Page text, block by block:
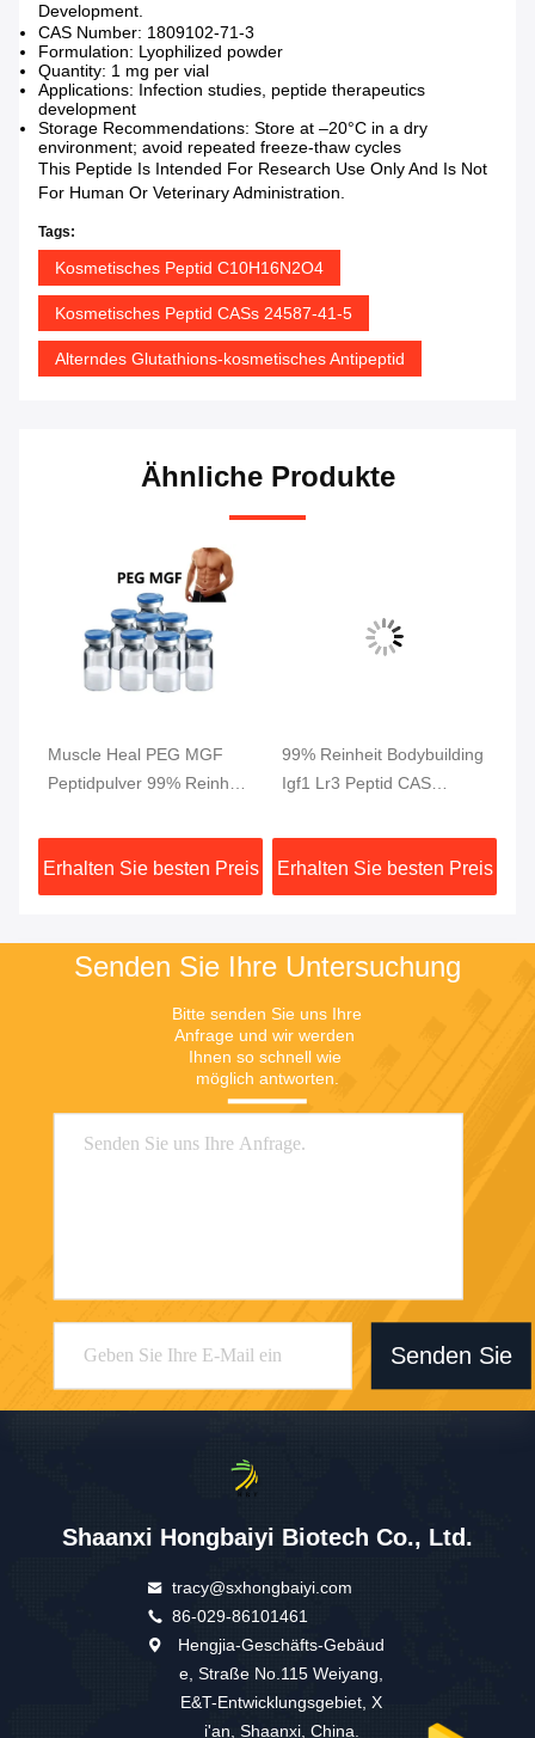
Development.
CAS Number: 1809102-71-3
Formulation: Lyophilized powder
Quantity: 1 mg per vial
Applications: Infection studies, peptide therapeutics
development
Storage Recommendations: Store at –20°C in a dry
environment; avoid repeated freeze-thaw cycles
This Peptide Is Intended For Research Use Only And Is Not
For Human Or Veterinary Administration.
Tags:
Kosmetisches Peptid C10H16N2O4
Kosmetisches Peptid CASs 24587-41-5
Alterndes Glutathions-kosmetisches Antipeptid
Ähnliche Produkte
Muscle Heal PEG MGF
Peptidpulver 99% Reinheit
Erhalten Sie besten Preis
99% Reinheit Bodybuilding
Igf1 Lr3 Peptid CAS
Erhalten Sie besten Preis
Senden Sie Ihre Untersuchung
Bitte senden Sie uns Ihre
Anfrage und wir werden
Ihnen so schnell wie
möglich antworten.
Senden Sie
Shaanxi Hongbaiyi Biotech Co., Ltd.
tracy@sxhongbaiyi.com
86-029-86101461
Hengjia-Geschäfts-Gebäud
e, Straße No.115 Weiyang,
E&T-Entwicklungsgebiet, X
i'an, Shaanxi, China.